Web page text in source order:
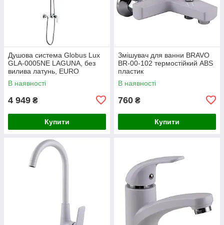
Душова система Globus Lux
GLA-0005NE LAGUNA, без
вилива латунь, EURO
В наявності
4 949 ₴
Купити
Змішувач для ванни BRAVO
BR-00-102 термостійкий ABS
пластик
В наявності
760 ₴
Купити